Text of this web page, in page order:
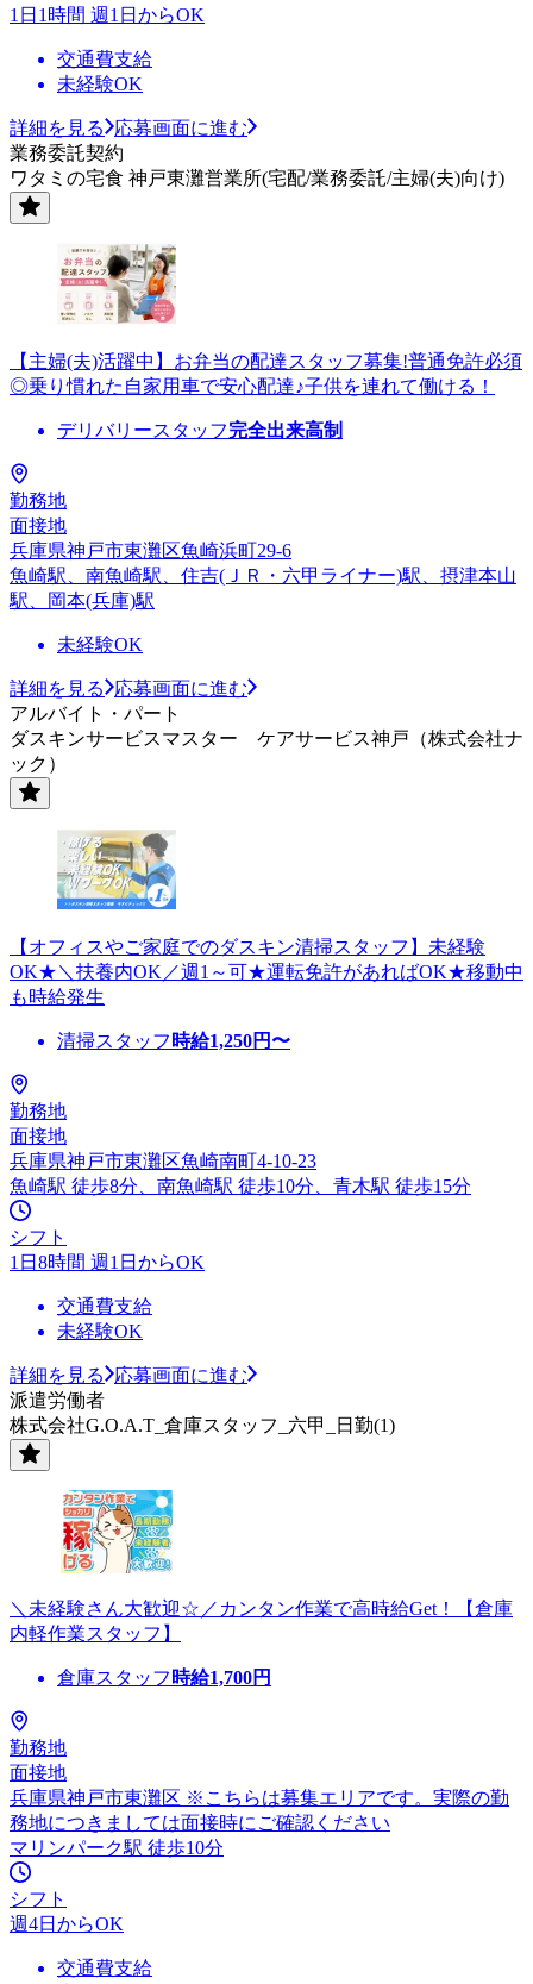
1日1時間 週1日からOK
交通費支給
未経験OK
詳細を見る
応募画面に進む
業務委託契約
ワタミの宅食 神戸東灘営業所(宅配/業務委託/主婦(夫)向け)
【主婦(夫)活躍中】お弁当の配達スタッフ募集!普通免許必須
◎乗り慣れた自家用車で安心配達♪子供を連れて働ける！
デリバリースタッフ完全出来高制
勤務地
面接地
兵庫県神戸市東灘区魚崎浜町29-6
魚崎駅、南魚崎駅、住吉(ＪＲ・六甲ライナー)駅、摂津本山
駅、岡本(兵庫)駅
未経験OK
詳細を見る
応募画面に進む
アルバイト・パート
ダスキンサービスマスター ケアサービス神戸（株式会社ナ
ック）
【オフィスやご家庭でのダスキン清掃スタッフ】未経験
OK★＼扶養内OK／週1～可★運転免許があればOK★移動中
も時給発生
清掃スタッフ 時給1,250円〜
勤務地
面接地
兵庫県神戸市東灘区魚崎南町4-10-23
魚崎駅 徒歩8分、南魚崎駅 徒歩10分、青木駅 徒歩15分
シフト
1日8時間 週1日からOK
交通費支給
未経験OK
詳細を見る
応募画面に進む
派遣労働者
株式会社G.O.A.T_倉庫スタッフ_六甲_日勤(1)
＼未経験さん大歓迎☆／カンタン作業で高時給Get！【倉庫
内軽作業スタッフ】
倉庫スタッフ 時給1,700円
勤務地
面接地
兵庫県神戸市東灘区 ※こちらは募集エリアです。実際の勤
務地につきましては面接時にご確認ください
マリンパーク駅 徒歩10分
シフト
週4日からOK
交通費支給